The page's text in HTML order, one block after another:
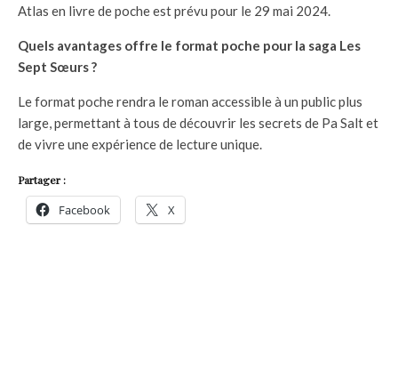
Atlas en livre de poche est prévu pour le 29 mai 2024.
Quels avantages offre le format poche pour la saga Les
Sept Sœurs ?
Le format poche rendra le roman accessible à un public plus
large, permettant à tous de découvrir les secrets de Pa Salt et
de vivre une expérience de lecture unique.
Partager :
Facebook X